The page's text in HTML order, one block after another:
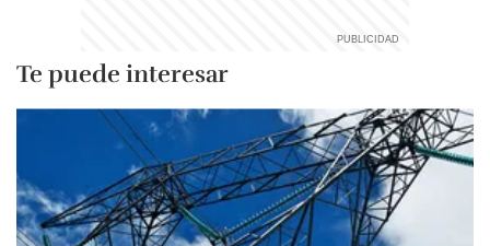
Te puede interesar